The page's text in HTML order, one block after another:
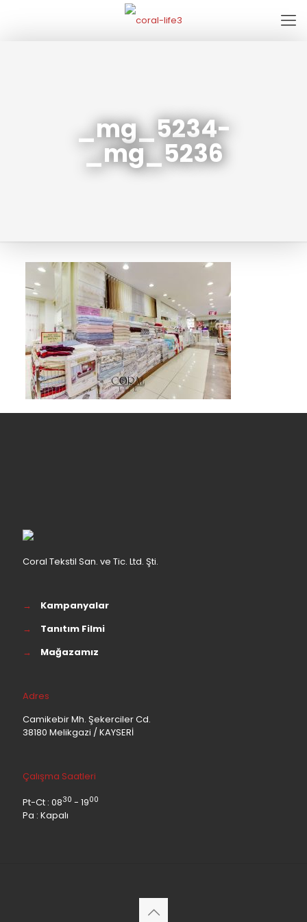
_mg_5234-
_mg_5236
Coral Tekstil San. ve Tic. Ltd. Şti.
→
Kampanyalar
→
Tanıtım Filmi
→
Mağazamız
Adres
Camikebir Mh. Şekerciler Cd.
38180 Melikgazi / KAYSERİ
Çalışma Saatleri
Pt-Ct : 0830 - 1900
Pa : Kapalı